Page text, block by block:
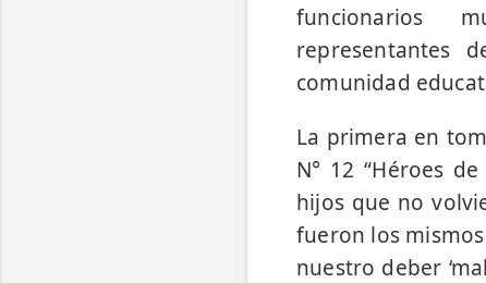
funcionarios
representantes
comunidad
La primera en
N° 12 “Héroes
hijos que no
fueron los
nuestro deber